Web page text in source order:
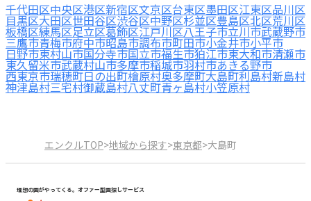
千代田区中央区港区新宿区文京区台東区墨田区江東区品川区
目黒区大田区世田谷区渋谷区中野区杉並区豊島区北区荒川区
板橋区練馬区足立区葛飾区江戸川区八王子市立川市武蔵野市
三鷹市青梅市府中市昭島市調布市町田市小金井市小平市
日野市東村山市国分寺市国立市福生市狛江市東大和市清瀬市
東久留米市武蔵村山市多摩市稲城市羽村市あきる野市
西東京市瑞穂町日の出町檜原村奥多摩町大島町利島村新島村
神津島村三宅村御蔵島村八丈町青ヶ島村小笠原村
エンクルTOP>地域から探す>東京都>大島町
理想の園がやってくる。オファー型園探しサービス